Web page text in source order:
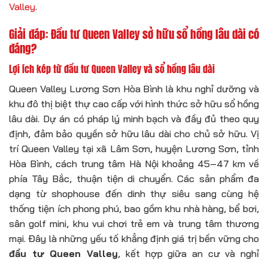
Valley.
Giải đáp: Đầu tư Queen Valley sở hữu sổ hồng lâu dài có
đáng?
Lợi ích kép từ đầu tư Queen Valley và sổ hồng lâu dài
Queen Valley Lương Sơn Hòa Bình là khu nghỉ dưỡng và
khu đô thị biệt thự cao cấp với hình thức sở hữu sổ hồng
lâu dài. Dự án có pháp lý minh bạch và đầy đủ theo quy
định, đảm bảo quyền sở hữu lâu dài cho chủ sở hữu. Vị
trí Queen Valley tại xã Lâm Sơn, huyện Lương Sơn, tỉnh
Hòa Bình, cách trung tâm Hà Nội khoảng 45–47 km về
phía Tây Bắc, thuận tiện di chuyển. Các sản phẩm đa
dạng từ shophouse đến dinh thự siêu sang cùng hệ
thống tiện ích phong phú, bao gồm khu nhà hàng, bể bơi,
sân golf mini, khu vui chơi trẻ em và trung tâm thương
mại. Đây là những yếu tố khẳng định giá trị bền vững cho
đầu tư Queen Valley, kết hợp giữa an cư và nghỉ